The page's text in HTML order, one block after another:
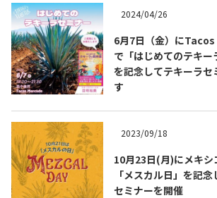
お問合せ
Contact
テキーラ・メス
Bar &
Tequila Journal SNS 在日メキ
2024/04/26
6月7日（金）に
で「はじめてのテキ
を記念してテキーラセ
す
2023/09/18
10月23日(月)にメキ
「メスカル日」を記
セミナーを開催